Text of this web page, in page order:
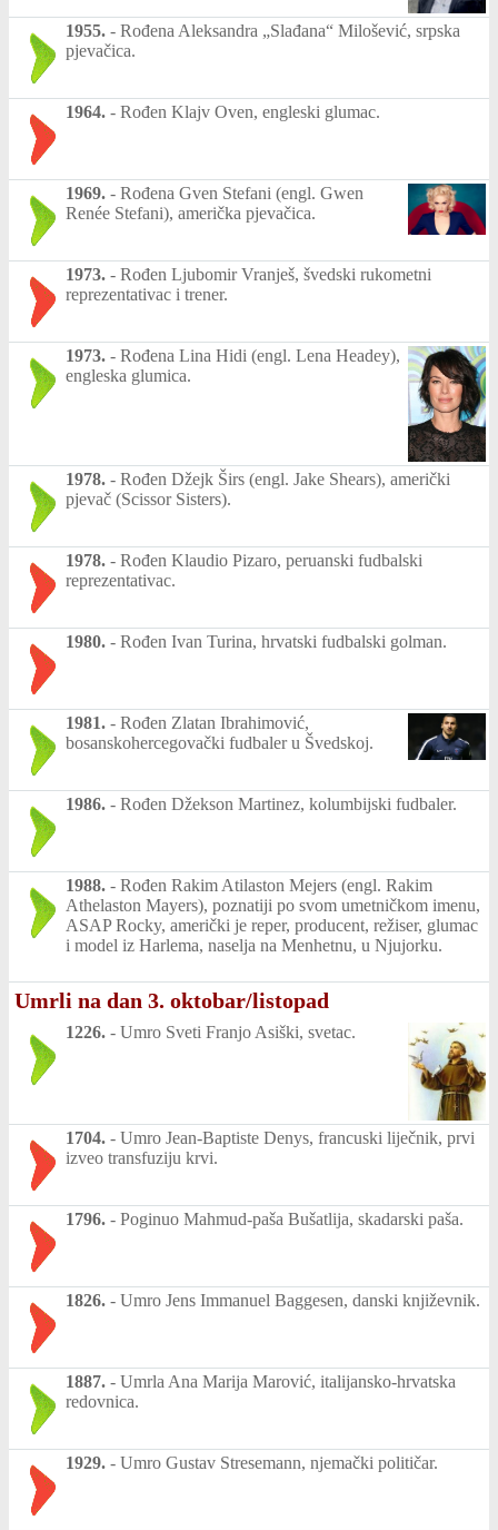
1955. - Rođena Aleksandra „Slađana“ Milošević, srpska
pjevačica.
1964. - Rođen Klajv Oven, engleski glumac.
1969. - Rođena Gven Stefani (engl. Gwen
Renée Stefani), američka pjevačica.
1973. - Rođen Ljubomir Vranješ, švedski rukometni
reprezentativac i trener.
1973. - Rođena Lina Hidi (engl. Lena Headey),
engleska glumica.
1978. - Rođen Džejk Širs (engl. Jake Shears), američki
pjevač (Scissor Sisters).
1978. - Rođen Klaudio Pizaro, peruanski fudbalski
reprezentativac.
1980. - Rođen Ivan Turina, hrvatski fudbalski golman.
1981. - Rođen Zlatan Ibrahimović,
bosanskohercegovački fudbaler u Švedskoj.
1986. - Rođen Džekson Martinez, kolumbijski fudbaler.
1988. - Rođen Rakim Atilaston Mejers (engl. Rakim
Athelaston Mayers), poznatiji po svom umetničkom imenu,
ASAP Rocky, američki je reper, producent, režiser, glumac
i model iz Harlema, naselja na Menhetnu, u Njujorku.
Umrli na dan 3. oktobar/listopad
1226. - Umro Sveti Franjo Asiški, svetac.
1704. - Umro Jean-Baptiste Denys, francuski liječnik, prvi
izveo transfuziju krvi.
1796. - Poginuo Mahmud-paša Bušatlija, skadarski paša.
1826. - Umro Jens Immanuel Baggesen, danski književnik.
1887. - Umrla Ana Marija Marović, italijansko-hrvatska
redovnica.
1929. - Umro Gustav Stresemann, njemački političar.